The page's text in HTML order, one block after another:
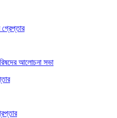
গ্রেপ্তার
আলোচনা সভা